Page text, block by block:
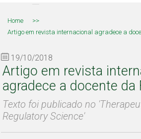
Home
>>
Artigo em revista internacional agradece a
19/10/2018
Artigo em revista
agradece a docente da
Texto foi publicado no
Regulatory Science'